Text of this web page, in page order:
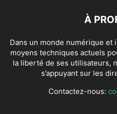
À
Dans un monde numérique et
moyens techniques actuels
la liberté de ses utilisateurs,
s’appuyant sur les
Contactez-nous: